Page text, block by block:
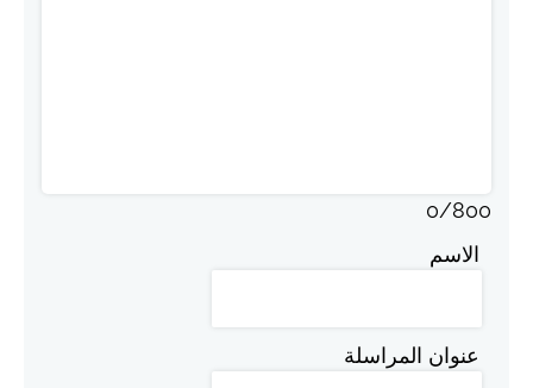
0/800
الاسم
عنوان المراسلة